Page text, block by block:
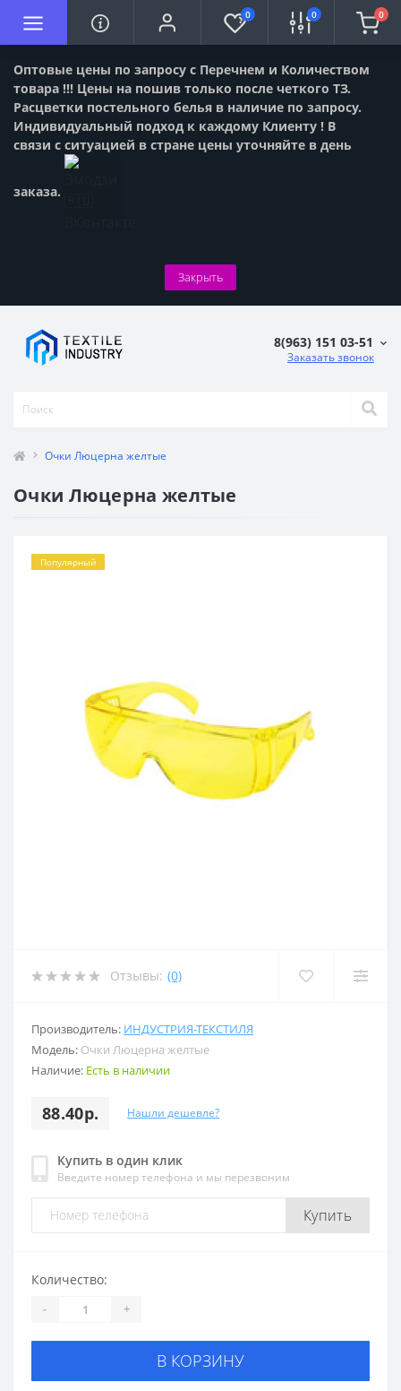
Оптовые цены по запросу с Перечнем и Количеством
товара !!! Цены на пошив только после четкого ТЗ.
Расцветки постельного белья в наличие по запросу.
Индивидуальный подход к каждому Клиенту ! В
связи с ситуацией в стране цены уточняйте в день
заказа.
Закрыть
0 0 0
8(963) 151 03-51
Заказать звонок
Очки Люцерна желтые
Очки Люцерна желтые
Популярный
Отзывы: (0)
Производитель: ИНДУСТРИЯ-ТЕКСТИЛЯ
Модель: Очки Люцерна желтые
Наличие: Есть в наличии
88.40р. Нашли дешевле?
Купить в один клик
Введите номер телефона и мы перезвоним
Купить
Количество:
- +
В КОРЗИНУ